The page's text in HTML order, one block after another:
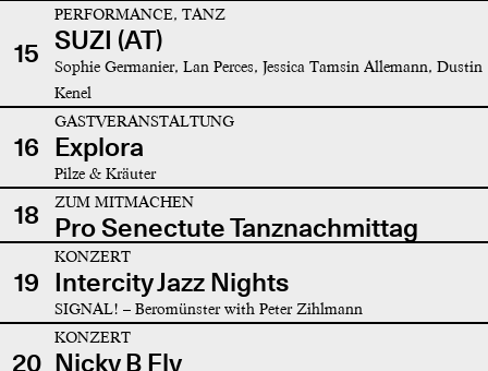
15
PERFORMANCE, TANZ
SUZI (AT)
Sophie Germanier, Lan Perces, Jessica Tamsin Allemann, Dustin
Kenel
16
GASTVERANSTALTUNG
Explora
Pilze & Kräuter
18 ZUM MITMACHEN
Pro Senectute Tanznachmittag
19
KONZERT
Intercity Jazz Nights
SIGNAL! – Beromünster with Peter Zihlmann
20
KONZERT
Nicky B Fly